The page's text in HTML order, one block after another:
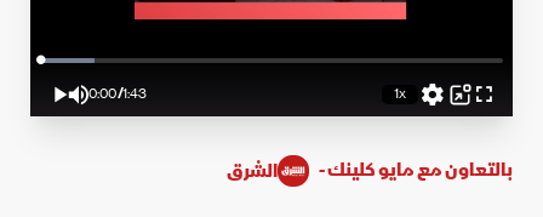
PlayMute
Current
0:00/
Duration
1:43
Loaded:
1xPlayback
Rate
Picture-
in-
Fullscreen
بالتعاون مع مايو كلينك - الشرق